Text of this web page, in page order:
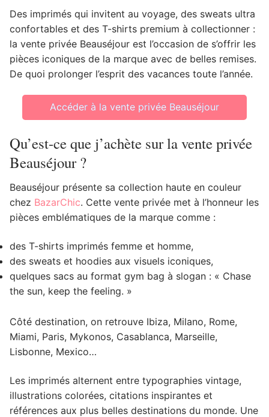
Des imprimés qui invitent au voyage, des sweats ultra
confortables et des T-shirts premium à collectionner :
la vente privée Beauséjour est l’occasion de s’offrir les
pièces iconiques de la marque avec de belles remises.
De quoi prolonger l’esprit des vacances toute l’année.
Accéder à la vente privée Beauséjour
Qu’est-ce que j’achète sur la vente privée
Beauséjour ?
Beauséjour présente sa collection haute en couleur
chez BazarChic. Cette vente privée met à l’honneur les
pièces emblématiques de la marque comme :
des T-shirts imprimés femme et homme,
des sweats et hoodies aux visuels iconiques,
quelques sacs au format gym bag à slogan : « Chase
the sun, keep the feeling. »
Côté destination, on retrouve Ibiza, Milano, Rome,
Miami, Paris, Mykonos, Casablanca, Marseille,
Lisbonne, Mexico…
Les imprimés alternent entre typographies vintage,
illustrations colorées, citations inspirantes et
références aux plus belles destinations du monde. Une